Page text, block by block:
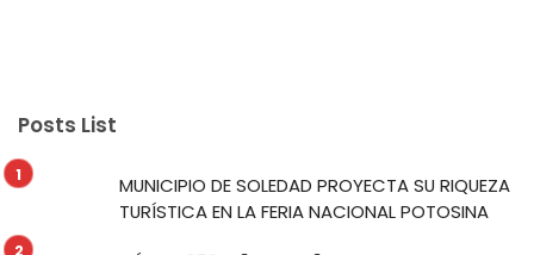
Posts List
MUNICIPIO DE SOLEDAD PROYECTA SU RIQUEZA
TURÍSTICA EN LA FERIA NACIONAL POTOSINA